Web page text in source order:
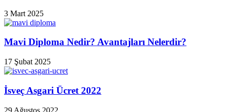
3 Mart 2025
Mavi Diploma Nedir? Avantajları Nelerdir?
17 Şubat 2025
İsveç Asgari Ücret 2022
29 Ağustos 2022